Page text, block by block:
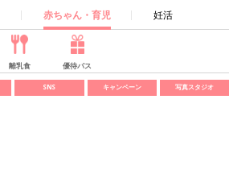
赤ちゃん・育児 妊活
離乳食 優待パス
SNS キャンペーン 写真スタジオ